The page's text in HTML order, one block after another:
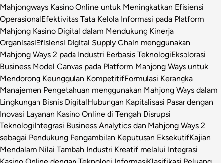
Mahjongways Kasino Online untuk Meningkatkan Efisiensi
OperasionalEfektivitas Tata Kelola Informasi pada Platform
Mahjong Kasino Digital dalam Mendukung Kinerja
OrganisasiEfisiensi Digital Supply Chain menggunakan
Mahjong Ways 2 pada Industri Berbasis TeknologiEksplorasi
Business Model Canvas pada Platform Mahjong Ways untuk
Mendorong Keunggulan KompetitifFormulasi Kerangka
Manajemen Pengetahuan menggunakan Mahjong Ways dalam
Lingkungan Bisnis DigitalHubungan Kapitalisasi Pasar dengan
Inovasi Layanan Kasino Online di Tengah Disrupsi
TeknologiIntegrasi Business Analytics dan Mahjong Ways 2
sebagai Pendukung Pengambilan Keputusan EksekutifKajian
Mendalam Nilai Tambah Industri Kreatif melalui Integrasi